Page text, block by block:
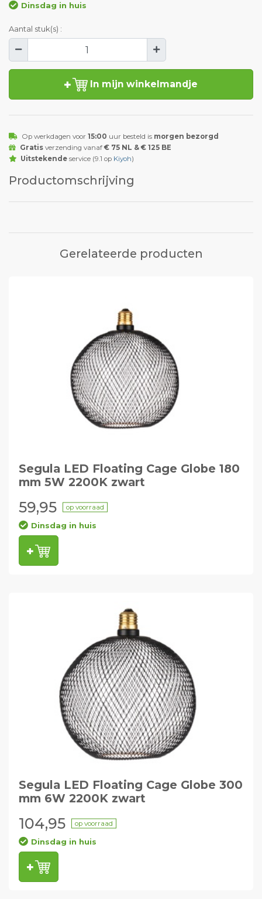
Dinsdag in huis
Aantal stuk(s) :
In mijn winkelmandje
Op werkdagen voor 15:00 uur besteld is morgen bezorgd
Gratisverzending vanaf € 75 NL & € 125 BE
Uitstekendeservice (9.1 op Kiyoh)
Productomschrijving
Gerelateerde producten
Segula LED Floating Cage Globe 180
mm 5W 2200K zwart
59,95 op voorraad
Dinsdag in huis
Segula LED Floating Cage Globe 300
mm 6W 2200K zwart
104,95 op voorraad
Dinsdag in huis